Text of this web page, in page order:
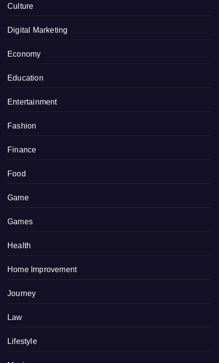
Culture
Digital Marketing
Economy
Education
Entertainment
Fashion
Finance
Food
Game
Games
Health
Home Improvement
Journey
Law
Lifestyle